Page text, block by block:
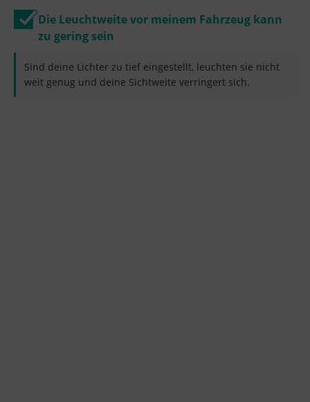
Die Leuchtweite vor meinem Fahrzeug kann
zu gering sein
Sind deine Lichter zu tief eingestellt, leuchten sie nicht
weit genug und deine Sichtweite verringert sich.